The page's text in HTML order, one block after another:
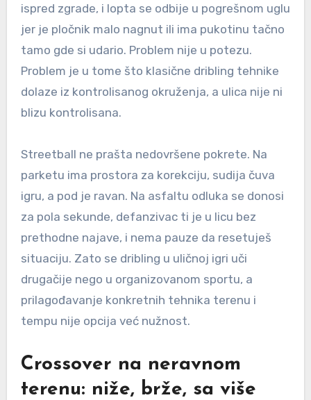
ispred zgrade, i lopta se odbije u pogrešnom uglu
jer je pločnik malo nagnut ili ima pukotinu tačno
tamo gde si udario. Problem nije u potezu.
Problem je u tome što klasične dribling tehnike
dolaze iz kontrolisanog okruženja, a ulica nije ni
blizu kontrolisana.
Streetball ne prašta nedovršene pokrete. Na
parketu ima prostora za korekciju, sudija čuva
igru, a pod je ravan. Na asfaltu odluka se donosi
za pola sekunde, defanzivac ti je u licu bez
prethodne najave, i nema pauze da resetuješ
situaciju. Zato se dribling u uličnoj igri uči
drugačije nego u organizovanom sportu, a
prilagođavanje konkretnih tehnika terenu i
tempu nije opcija već nužnost.
Crossover na neravnom
terenu: niže, brže, sa više